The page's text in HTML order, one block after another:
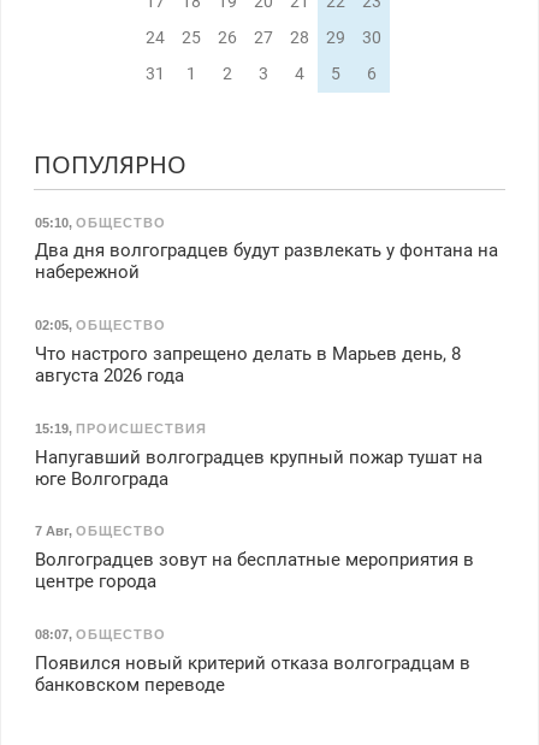
24
25 26 27 28 29
30
31
1 2 3 4 5 6
ПОПУЛЯРНО
05:10, ОБЩЕСТВО
Два дня волгоградцев будут развлекать у фонтана на
набережной
02:05, ОБЩЕСТВО
Что настрого запрещено делать в Марьев день, 8
августа 2026 года
15:19, ПРОИСШЕСТВИЯ
Напугавший волгоградцев крупный пожар тушат на
юге Волгограда
7 Авг, ОБЩЕСТВО
Волгоградцев зовут на бесплатные мероприятия в
центре города
08:07, ОБЩЕСТВО
Появился новый критерий отказа волгоградцам в
банковском переводе